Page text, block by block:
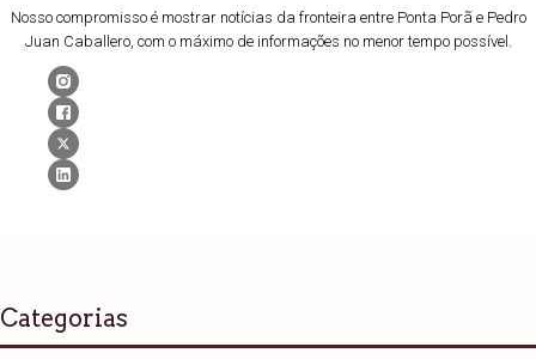
Nosso compromisso é mostrar notícias da fronteira entre Ponta Porã e Pedro
Juan Caballero, com o máximo de informações no menor tempo possível.
Categorias